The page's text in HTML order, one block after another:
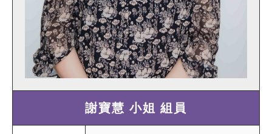
謝寶慧 小姐 組員